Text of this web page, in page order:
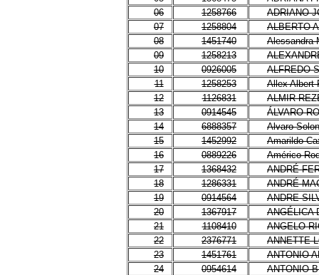
06
1258766
ADRIANO
07
1258804
ALBERTO
08
1451740
Alessandra
09
1258213
10
0926005
ALFREDO
11
1258253
Allex Albert
12
1126831
ALMIR
13
0914545
ÁLVARO
14
6888357
Alvaro
15
1452992
Amarildo
16
0889226
Américo
17
1368432
ANDRÉ
18
1286331
ANDRÉ
19
0914564
ANDRE
20
1367917
ANGÉLICA
21
1108410
ANGELO
22
2376771
ANNETTE
23
1451761
ANTONIO
24
0954614
ANTONIO